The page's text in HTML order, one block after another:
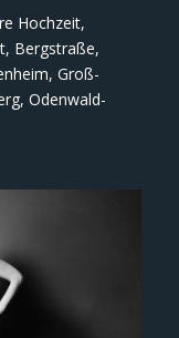
Hochzeit,
Bergstraße,
Groß-
Odenwald-